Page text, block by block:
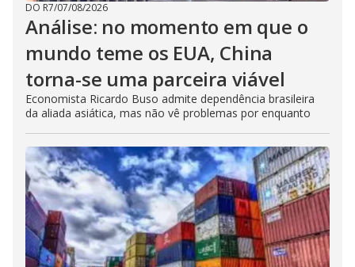
DO R7/07/08/2026
Análise: no momento em que o
mundo teme os EUA, China
torna-se uma parceira viável
Economista Ricardo Buso admite dependência brasileira
da aliada asiática, mas não vê problemas por enquanto